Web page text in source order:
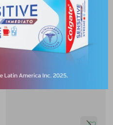
pueden interesar